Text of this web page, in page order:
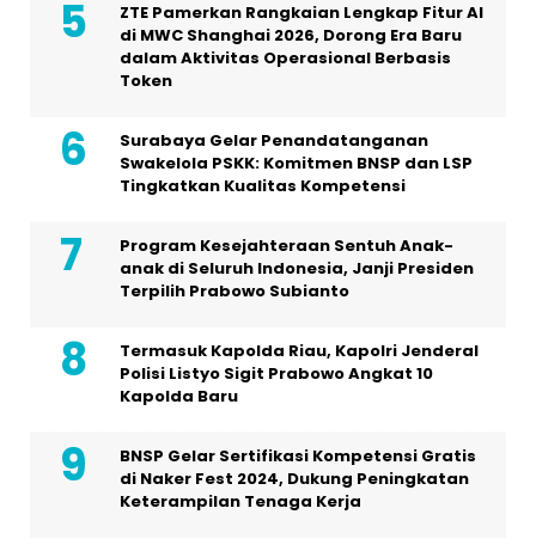
ZTE Pamerkan Rangkaian Lengkap Fitur AI
di MWC Shanghai 2026, Dorong Era Baru
dalam Aktivitas Operasional Berbasis
Token
Surabaya Gelar Penandatanganan
Swakelola PSKK: Komitmen BNSP dan LSP
Tingkatkan Kualitas Kompetensi
Program Kesejahteraan Sentuh Anak-
anak di Seluruh Indonesia, Janji Presiden
Terpilih Prabowo Subianto
Termasuk Kapolda Riau, Kapolri Jenderal
Polisi Listyo Sigit Prabowo Angkat 10
Kapolda Baru
BNSP Gelar Sertifikasi Kompetensi Gratis
di Naker Fest 2024, Dukung Peningkatan
Keterampilan Tenaga Kerja